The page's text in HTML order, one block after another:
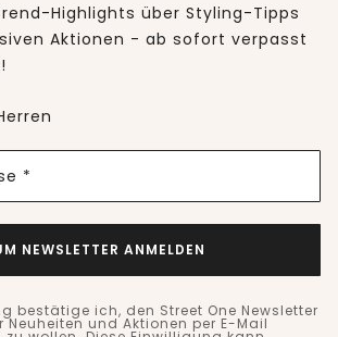
Highlights über Styling-Tipps
Aktionen - ab sofort verpasst
*
NEWSLETTER ANMELDEN
bestätige ich, den Street One Newsletter
und Aktionen per E-Mail